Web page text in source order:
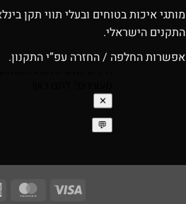
מותגי איכות בטוחים ובעלי תווי תקן
התקנים הישראלי.
אפשרות החלפה / החזרה עפ”י התקנון.
Visa